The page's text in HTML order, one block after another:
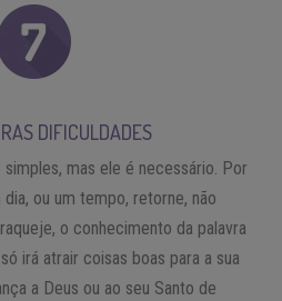
DIFICULDADES
mas ele é necessário. Por
ou um tempo, retorne, não
o conhecimento da palavra
irá atrair coisas boas para a sua
a Deus ou ao seu Santo de